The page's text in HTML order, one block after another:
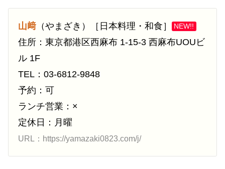
山﨑 （やまざき）［日本料理・和食］ NEW!!
住所：東京都港区西麻布 1-15-3 西麻布UOUビ
ル 1F
TEL：03-6812-9848
予約：可
ランチ営業：×
定休日：月曜
URL：https://yamazaki0823.com/j/